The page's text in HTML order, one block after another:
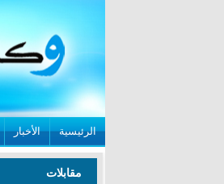
الرئيسية الأخبار
مقابلات